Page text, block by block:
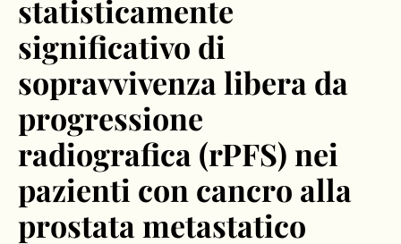
statisticamente
significativo di
sopravvivenza libera da
progressione
radiografica (rPFS) nei
pazienti con cancro alla
prostata metastatico